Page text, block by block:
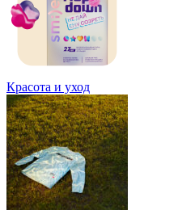
Красота и уход